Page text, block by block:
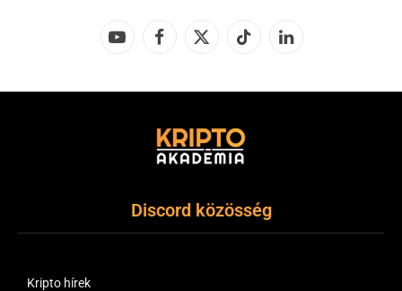
YouTubeFacebook
X
TikTok LinkedIn
Discord közösség
Kripto hírek